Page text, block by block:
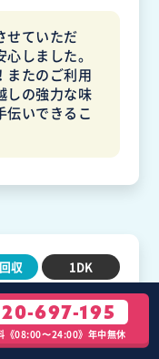
せていただ
しました。
またのご利用
しの強力な味
伝いできるこ
収 1DK
697-195
《08:00〜24:00》年中無休